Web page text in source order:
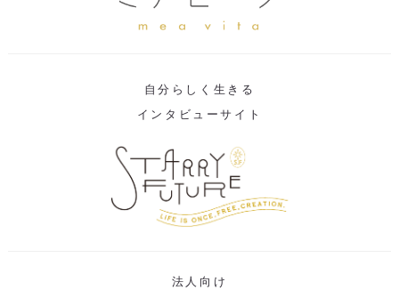
自分らしく生きる
インタビューサイト
法人向け